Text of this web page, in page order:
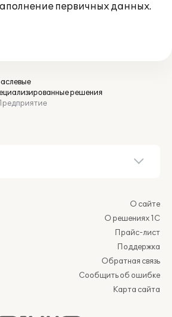
первичных данных.
решения
О сайте
О решениях 1С
Прайс-лист
Поддержка
Обратная связь
Сообщить об ошибке
Карта сайта